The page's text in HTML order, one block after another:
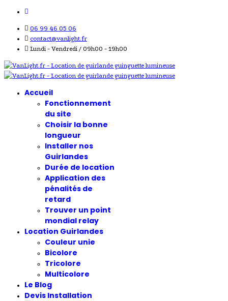
06 99 46 05 06
contact@vanlight.fr
Lundi - Vendredi / 09h00 - 19h00
Accueil
Fonctionnement
du site
Choisir la bonne
longueur
Installer nos
Guirlandes
Durée de location
Application des
pénalités de
retard
Trouver un point
mondial relay
Location Guirlandes
Couleur unie
Bicolore
Tricolore
Multicolore
Le Blog
Devis Installation